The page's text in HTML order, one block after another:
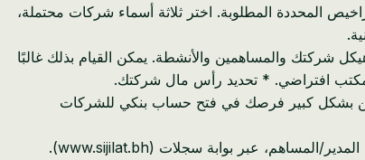
المحددة المطلوبة. اختر ثلاثة أسماء شركات محتملة،
شركتك والمساهمين والأنشطة. يمكن القيام بذلك غالبًا
مكتب افتراضي. * تحديد رأس مال شركتك.
بحريني واحد، فإننا ننصح بشدة بتحديد حد أدنى قدره 1000 دينار بحريني. هذا يحسن بشكل كبير فرصك في فتح حساب بنكي للشركات
قدّم جميع مستندات الشركة المطلوبة، بما في ذلك عقد التأسيس والنظام الأساسي وتفاصيل المدير/المساهم، عبر بوابة سجلات (www.sijilat.bh).